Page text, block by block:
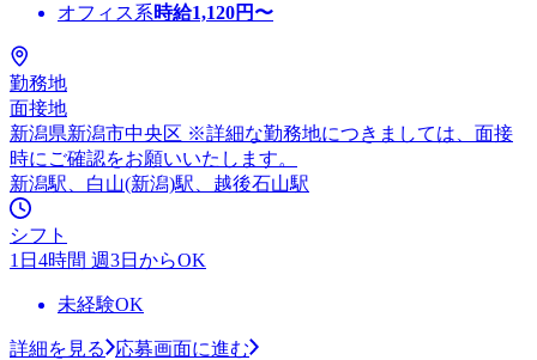
オフィス系時給1,120円〜
勤務地
面接地
新潟県新潟市中央区 ※詳細な勤務地につきましては、面接
時にご確認をお願いいたします。
新潟駅、白山(新潟)駅、越後石山駅
シフト
1日4時間 週3日からOK
未経験OK
詳細を見る
応募画面に進む